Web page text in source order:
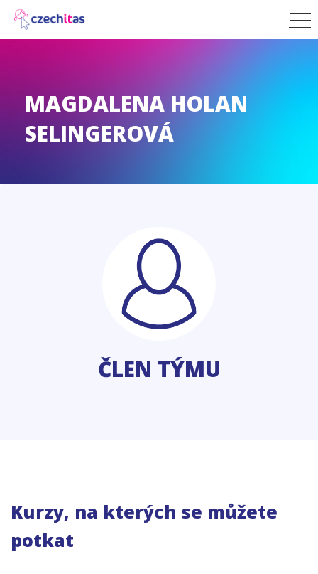
MAGDALENA HOLAN
SELINGEROVÁ
ČLEN TÝMU
Kurzy, na kterých se můžete
potkat